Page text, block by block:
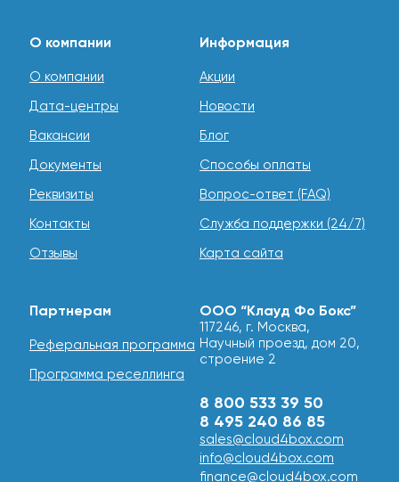
О компании
О компании
Дата-центры
Вакансии
Документы
Реквизиты
Контакты
Отзывы
Информация
Акции
Новости
Блог
Способы оплаты
Вопрос-ответ (FAQ)
Служба поддержки (24/7)
Карта сайта
Партнерам
Реферальная программа
Программа реселлинга
ООО “Клауд Фо Бокс”
117246, г. Москва,
Научный проезд, дом 20,
строение 2
8 800 533 39 50
8 495 240 86 85
sales@cloud4box.com
info@cloud4box.com
finance@cloud4box.com